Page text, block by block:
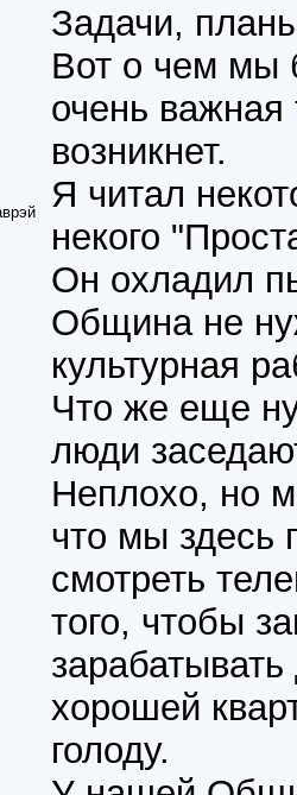
Задачи,
Вот о чем мы
очень
возникнет.
Я читал
некого
Он охладил
Община не
культурная
Что же еще
люди
Неплохо, но
что мы здесь
смотреть
того, чтобы
хорошей
голоду.